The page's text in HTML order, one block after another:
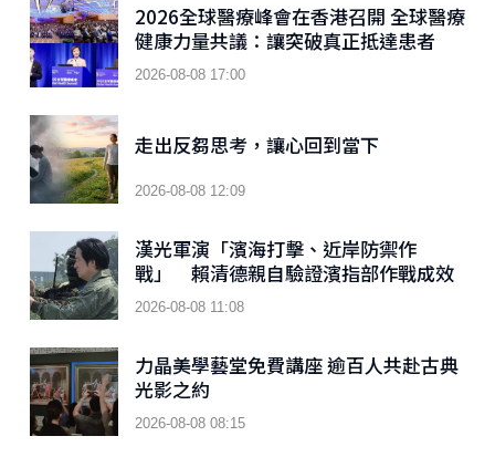
2026全球醫療峰會在香港召開 全球醫療
健康力量共議：讓突破真正抵達患者
2026-08-08 17:00
走出反芻思考，讓心回到當下
2026-08-08 12:09
漢光軍演「濱海打擊、近岸防禦作
戰」 賴清德親自驗證濱指部作戰成效
2026-08-08 11:08
力晶美學藝堂免費講座 逾百人共赴古典
光影之約
2026-08-08 08:15